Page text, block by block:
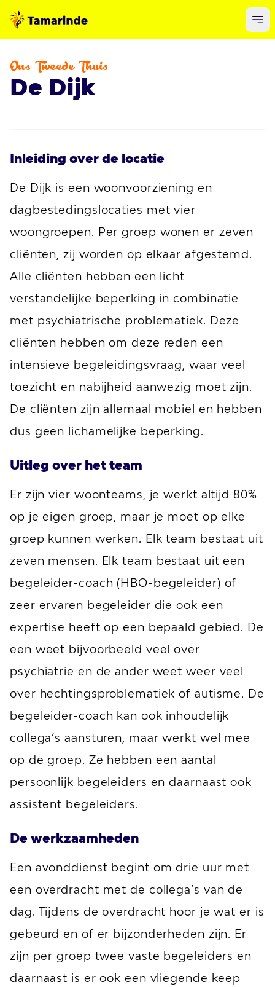
Ons Tweede Thuis
De Dijk
Inleiding over de locatie
De Dijk is een woonvoorziening en
dagbestedingslocaties met vier
woongroepen. Per groep wonen er zeven
cliënten, zij worden op elkaar afgestemd.
Alle cliënten hebben een licht
verstandelijke beperking in combinatie
met psychiatrische problematiek. Deze
cliënten hebben om deze reden een
intensieve begeleidingsvraag, waar veel
toezicht en nabijheid aanwezig moet zijn.
De cliënten zijn allemaal mobiel en hebben
dus geen lichamelijke beperking.
Uitleg over het team
Er zijn vier woonteams, je werkt altijd 80%
op je eigen groep, maar je moet op elke
groep kunnen werken. Elk team bestaat uit
zeven mensen. Elk team bestaat uit een
begeleider-coach (HBO-begeleider) of
zeer ervaren begeleider die ook een
expertise heeft op een bepaald gebied. De
een weet bijvoorbeeld veel over
psychiatrie en de ander weet weer veel
over hechtingsproblematiek of autisme. De
begeleider-coach kan ook inhoudelijk
collega’s aansturen, maar werkt wel mee
op de groep. Ze hebben een aantal
persoonlijk begeleiders en daarnaast ook
assistent begeleiders.
De werkzaamheden
Een avonddienst begint om drie uur met
een overdracht met de collega’s van de
dag. Tijdens de overdracht hoor je wat er is
gebeurd en of er bijzonderheden zijn. Er
zijn per groep twee vaste begeleiders en
daarnaast is er ook een vliegende keep